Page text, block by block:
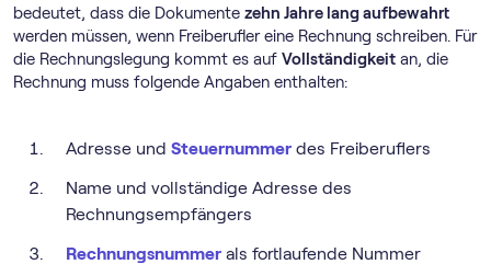
bedeutet, dass die Dokumente zehn Jahre lang aufbewahrt
werden müssen, wenn Freiberufler eine Rechnung schreiben. Für
die Rechnungslegung kommt es auf Vollständigkeit an, die
Rechnung muss folgende Angaben enthalten:
Adresse und Steuernummer des Freiberuflers
Name und vollständige Adresse des
Rechnungsempfängers
Rechnungsnummer als fortlaufende Nummer